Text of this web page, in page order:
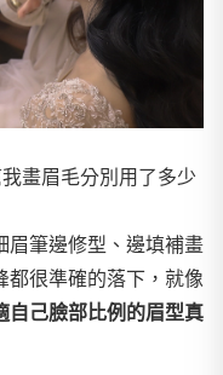
畫眉毛分別用了多少
眉筆邊修型、邊填補畫
都很準確的落下，就像
自己臉部比例的眉型真